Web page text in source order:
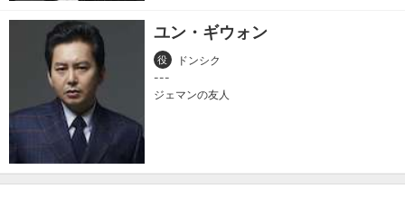
ユン・ギウォン
役 ドンシク
ジェマンの友人